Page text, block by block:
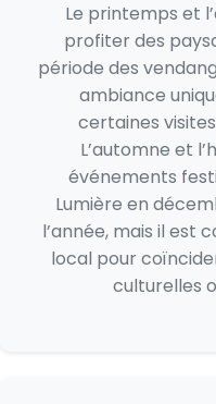
Le printemps et
profiter des
période des
ambiance
certaines
L’automne et
événements
Lumière en
l’année, mais il est
local pour
culturelles